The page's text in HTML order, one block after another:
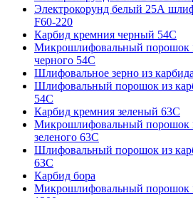
Электрокорунд белый 25А
F60-220
Карбид кремния черный 54С
Микрошлифовальный порошок
черного 54С
Шлифовальное зерно из
Шлифовальный порошок из
54С
Карбид кремния зеленый 63С
Микрошлифовальный порошок
зеленого 63С
Шлифовальный порошок из
63С
Карбид бора
Микрошлифовальный порошок